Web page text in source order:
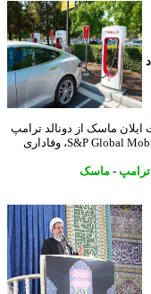
ماسک از دونالد ترامپ
به شدت کاهش یافته است. - شفقنا- به گزارش S&P Global Mobility، وفاداری
-ماسک